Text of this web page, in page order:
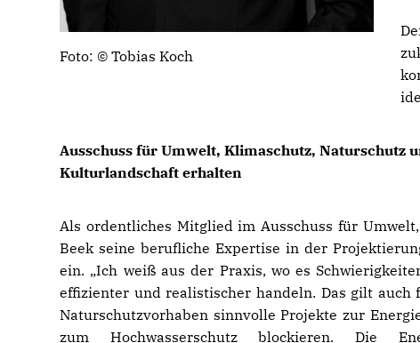
Foto: © Tobias Koch
Ausschuss für Umwelt, Klimaschutz, Naturschutz
Kulturlandschaft erhalten
Als ordentliches Mitglied im Ausschuss für
Beek seine berufliche Expertise in der
ein. „Ich weiß aus der Praxis, wo es
effizienter und realistischer handeln. Das gilt
Naturschutzvorhaben sinnvolle Projekte zur
zum Hochwasserschutz blockieren. Die